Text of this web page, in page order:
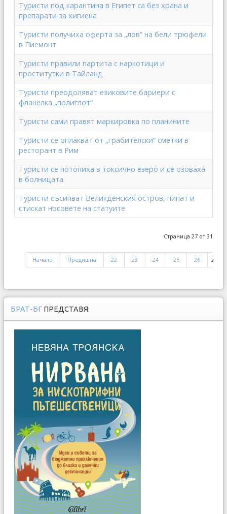
Туристи под карантина в Египет са без храна и
препарати за хигиена
Туристи получиха оферта за „лов” на бели трюфели
в Пиемонт
Туристи правили партита с наркотици и
проститутки в Тайланд
Туристи преодоляват езиковите бариери с
фланелка „полиглот“
Туристи сами правят маркировка по планините
Туристи се оплакват от „грабителски“ сметки в
ресторант в Рим
Туристи се потопиха в токсично езеро и се озоваха
в болницата
Туристи съсипват Великденския остров, пипат и
стискат носовете на статуите
Страница 27 от 31
Начало Предишна 22 23 24 25 26 27
БРАТ-БГ ПРЕДСТАВЯ: